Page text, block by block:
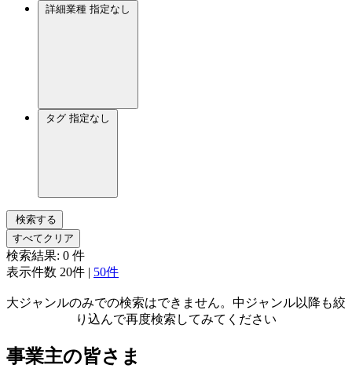
詳細業種 指定なし
タグ 指定なし
検索する
すべてクリア
検索結果: 0 件
表示件数 20件 | 50件
大ジャンルのみでの検索はできません。中ジャンル以降も絞
り込んで再度検索してみてください
事業主の皆さま